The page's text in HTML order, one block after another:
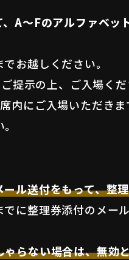
A〜Fのアルファベッ
お越しください。
提示の上、ご入場くだ
内にご入場いただきま
ル送付をもって、整
に整理券添付のメー
らない場合は、無効